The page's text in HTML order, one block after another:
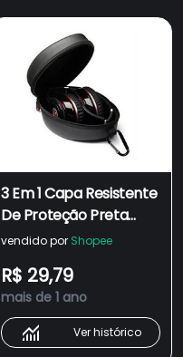
3 Em 1 Capa Resistente
De Proteção Preta
Para Headphone
Solo / Studio
Headphone
vendido por Shopee
R$ 29,79
mais de 1 ano
Ver histórico